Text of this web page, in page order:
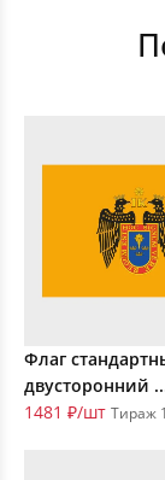
Флаг
двусторонний
1481 ₽/шт Тираж